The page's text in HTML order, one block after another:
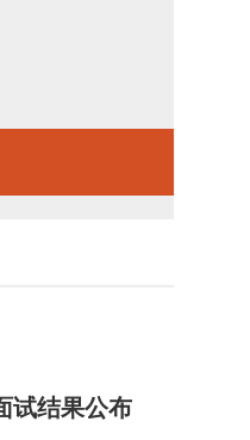
试结果公布